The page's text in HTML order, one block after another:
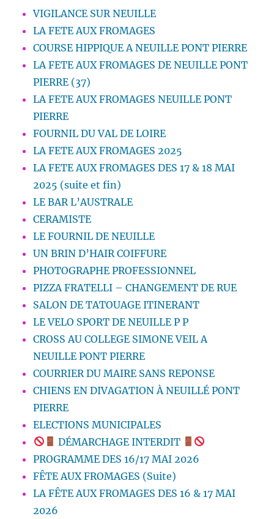
VIGILANCE SUR NEUILLE
LA FETE AUX FROMAGES
COURSE HIPPIQUE A NEUILLE PONT PIERRE
LA FETE AUX FROMAGES DE NEUILLE PONT
PIERRE (37)
LA FETE AUX FROMAGES NEUILLE PONT
PIERRE
FOURNIL DU VAL DE LOIRE
LA FETE AUX FROMAGES 2025
LA FETE AUX FROMAGES DES 17 & 18 MAI
2025 (suite et fin)
LE BAR L’AUSTRALE
CERAMISTE
LE FOURNIL DE NEUILLE
UN BRIN D’HAIR COIFFURE
PHOTOGRAPHE PROFESSIONNEL
PIZZA FRATELLI – CHANGEMENT DE RUE
SALON DE TATOUAGE ITINERANT
LE VELO SPORT DE NEUILLE P P
CROSS AU COLLEGE SIMONE VEIL A
NEUILLE PONT PIERRE
COURRIER DU MAIRE SANS REPONSE
CHIENS EN DIVAGATION À NEUILLÉ PONT
PIERRE
ELECTIONS MUNICIPALES
DÉMARCHAGE INTERDIT
PROGRAMME DES 16/17 MAI 2026
FÊTE AUX FROMAGES (Suite)
LA FÊTE AUX FROMAGES DES 16 & 17 MAI
2026